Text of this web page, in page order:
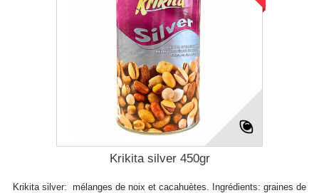
Krikita silver 450gr
Krikita silver: mélanges de noix et cacahuètes. Ingrédients: graines de